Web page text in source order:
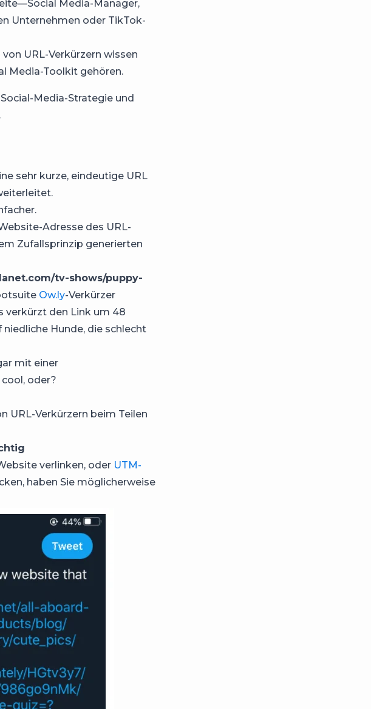
Media-Manager,
Unternehmen oder TikTok-
URL-Verkürzern wissen
Media-Toolkit gehören.
Media-Strategie und
sehr kurze, eindeutige URL
Adresse des URL-
Zufallsprinzip generierten
tv-shows/puppy-
Ow.ly-Verkürzer
verkürzt den Link um 48
Hunde, die schlecht
mit einer
oder?
URL-Verkürzern beim Teilen
verlinken, oder UTM-
haben Sie möglicherweise